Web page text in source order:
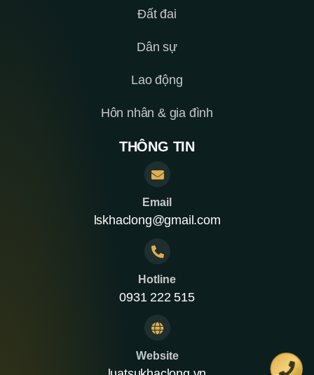
Đất đai
Dân sự
Lao động
Hôn nhân & gia đình
THÔNG TIN
Email
lskhaclong@gmail.com
Hotline
0931 222 515
Website